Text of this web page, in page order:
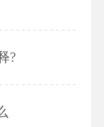
?